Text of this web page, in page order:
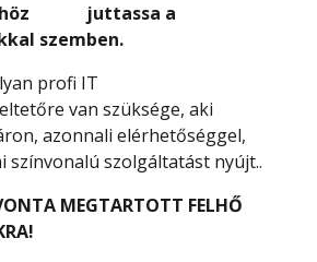
juttassa a
szemben.
profi IT
van szüksége, aki
azonnali elérhetőséggel,
színvonalú szolgáltatást nyújt..
MEGTARTOTT FELHŐ